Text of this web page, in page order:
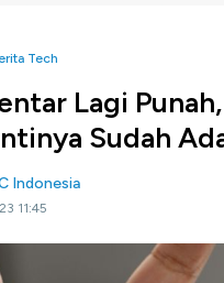
Tech
Lagi Punah,
Sudah
Indonesia
11:45